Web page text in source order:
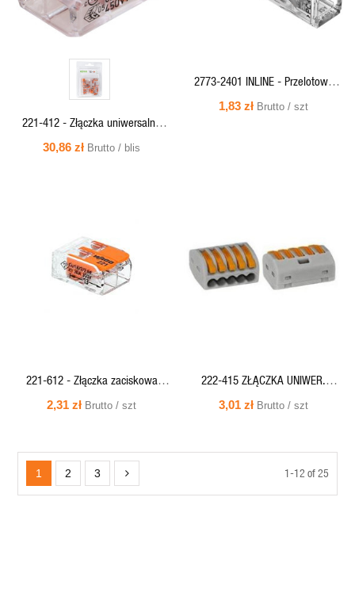
221-412 - Złączka uniwersalna
COMPACT 2x0,2-4mm DR/LIN
30,86 zł Brutto / blis
2773-2401 INLINE - Przelotowa
złączka instalacyjna do przewodów
1,83 zł Brutto / szt
PODGLĄD
221-612 - Złączka zaciskowa
COMPACT 2x0,5-6 mm
2,31 zł Brutto / szt
PODGLĄD
222-415 ZŁĄCZKA UNIWER.
5X4MM DR/LIN WAGO
3,01 zł Brutto / szt
1 2 3 1-12 of 25